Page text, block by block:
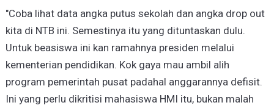
"Coba lihat data angka putus sekolah dan angka drop out
kita di NTB ini. Semestinya itu yang dituntaskan dulu.
Untuk beasiswa ini kan ramahnya presiden melalui
kementerian pendidikan. Kok gaya mau ambil alih
program pemerintah pusat padahal anggarannya defisit.
Ini yang perlu dikritisi mahasiswa HMI itu, bukan malah